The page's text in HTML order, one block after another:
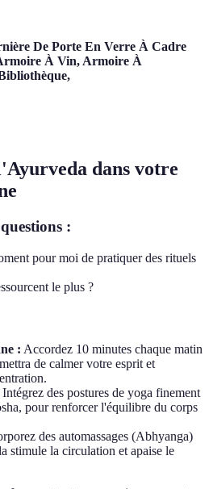
De Porte En Verre À Cadre
À Vin, Armoire À
dans votre
:
pour moi de pratiquer des rituels
le plus ?
: Accordez 10 minutes chaque matin
de calmer votre esprit et
Intégrez des postures de yoga finement
pour renforcer l'équilibre du corps
des automassages (Abhyanga)
stimule la circulation et apaise le